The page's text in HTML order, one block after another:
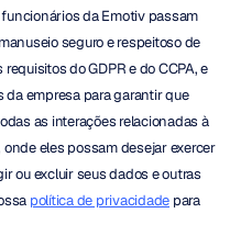
da Emotiv passam
seguro e respeitoso de
do GDPR e do CCPA, e
empresa para garantir que
as interações relacionadas à
eles possam desejar exercer
ou excluir seus dados e outras
política de privacidade para